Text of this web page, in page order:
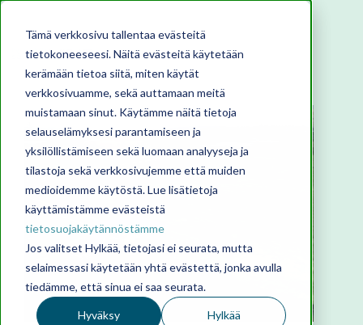
Tämä verkkosivu tallentaa evästeitä
tietokoneeseesi. Näitä evästeitä käytetään
kerämään tietoa siitä, miten käytät
verkkosivuamme, sekä auttamaan meitä
muistamaan sinut. Käytämme näitä tietoja
selauselämyksesi parantamiseen ja
yksilöllistämiseen sekä luomaan analyyseja ja
tilastoja sekä verkkosivujemme että muiden
medioidemme käytöstä. Lue lisätietoja
käyttämistämme evästeistä
tietosuojakäytännöstämme
Jos valitset Hylkää, tietojasi ei seurata, mutta
selaimessasi käytetään yhtä evästettä, jonka avulla
tiedämme, että sinua ei saa seurata.
Hyväksy Hylkää